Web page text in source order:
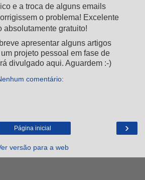
e a troca de alguns emails
o problema! Excelente
absolutamente gratuito!
apresentar alguns artigos
projeto pessoal em fase de
divulgado aqui. Aguardem :-)
comentário:
›
Página inicial
versão para a web